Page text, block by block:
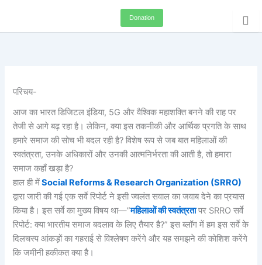
content
Donation
परिचय-
आज का भारत डिजिटल इंडिया, 5G और वैश्विक महाशक्ति बनने की राह पर
तेजी से आगे बढ़ रहा है। लेकिन, क्या इस तकनीकी और आर्थिक प्रगति के साथ
हमारे समाज की सोच भी बदल रही है? विशेष रूप से जब बात महिलाओं की
स्वतंत्रता, उनके अधिकारों और उनकी आत्मनिर्भरता की आती है, तो हमारा
समाज कहाँ खड़ा है?
हाल ही मेंSocial Reforms & Research Organization (SRRO)
द्वारा जारी की गई एक सर्वे रिपोर्ट ने इसी ज्वलंत सवाल का जवाब देने का प्रयास
किया है। इस सर्वे का मुख्य विषय था—”महिलाओं की स्वतंत्रतापर SRRO सर्वे
रिपोर्ट: क्या भारतीय समाज बदलाव के लिए तैयार है?” इस ब्लॉग में हम इस सर्वे के
दिलचस्प आंकड़ों का गहराई से विश्लेषण करेंगे और यह समझने की कोशिश करेंगे
कि जमीनी हकीकत क्या है।